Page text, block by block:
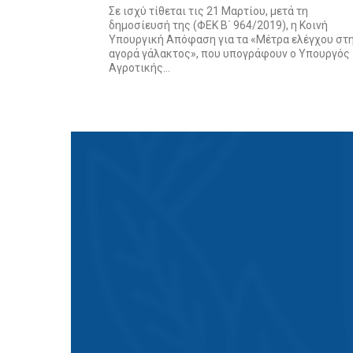
Σε ισχύ τίθεται τις 21 Μαρτίου, μετά τη
δημοσίευσή της (ΦΕΚ Β΄ 964/2019), η Κοινή
Υπουργική Απόφαση για τα «Μέτρα ελέγχου
αγορά γάλακτος», που υπογράφουν ο Υπουργός
Αγροτικής...